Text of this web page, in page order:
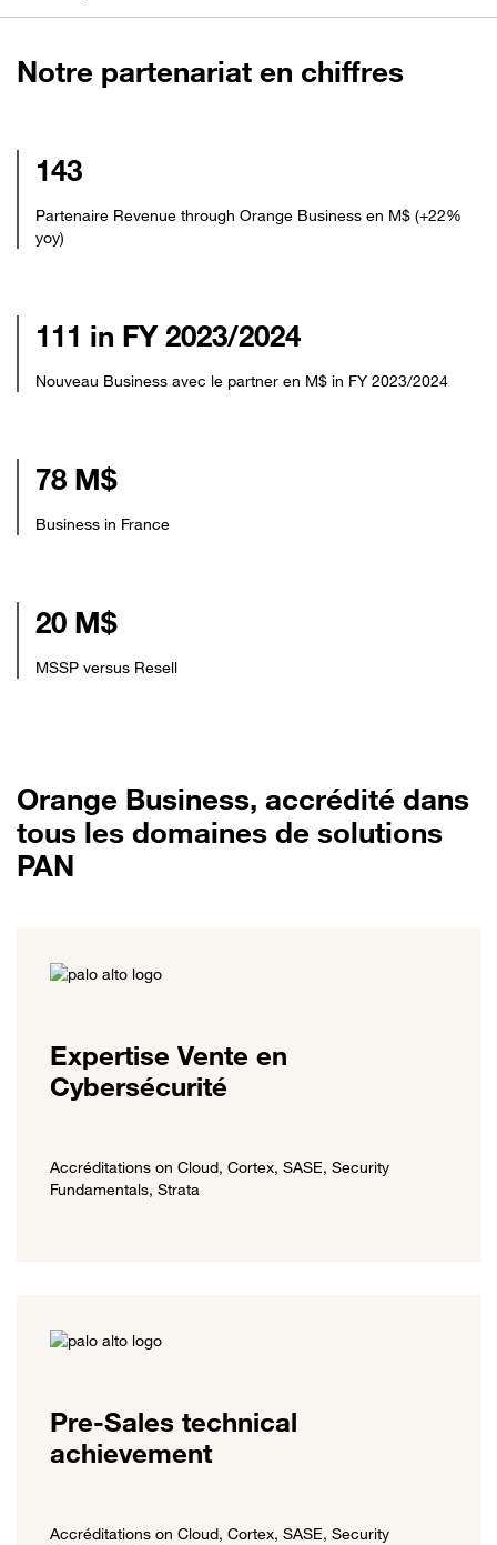
Notre partenariat en chiffres
143
Partenaire Revenue through Orange Business en M$ (+22%
yoy)
111 in FY 2023/2024
Nouveau Business avec le partner en M$ in FY 2023/2024
78 M$
Business in France
20 M$
MSSP versus Resell
Orange Business, accrédité dans
tous les domaines de solutions
PAN
Expertise Vente en
Cybersécurité
Accréditations on Cloud, Cortex, SASE, Security
Fundamentals, Strata
Pre-Sales technical
achievement
Accréditations on Cloud, Cortex, SASE, Security